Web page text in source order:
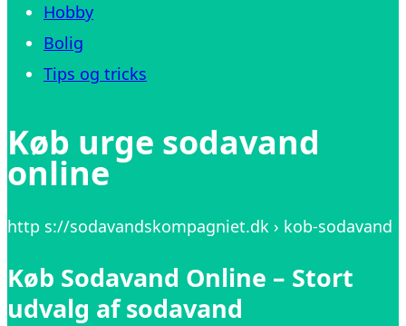
Hobby
Bolig
Tips og tricks
Køb urge sodavand
online
http s://sodavandskompagniet.dk › kob-sodavand
Køb Sodavand Online – Stort
udvalg af sodavand